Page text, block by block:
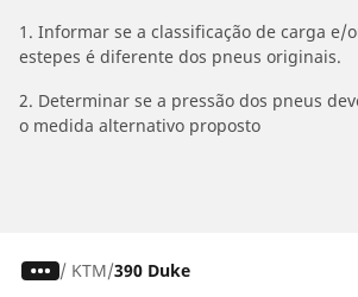
1. Informar se a classificação de carga e/
estepes é diferente dos pneus originais.
2. Determinar se a pressão dos pneus
o medida alternativo proposto
/ KTM 390 Duke